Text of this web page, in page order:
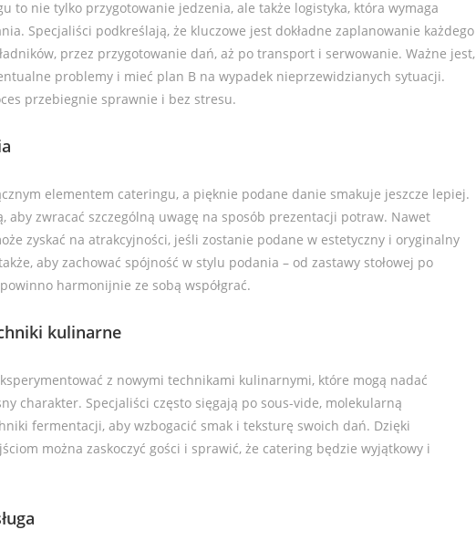
to nie tylko przygotowanie jedzenia, ale także logistyka, która wymaga
Specjaliści podkreślają, że kluczowe jest dokładne zaplanowanie każdego
przez przygotowanie dań, aż po transport i serwowanie. Ważne jest,
problemy i mieć plan B na wypadek nieprzewidzianych sytuacji.
przebiegnie sprawnie i bez stresu.
elementem cateringu, a pięknie podane danie smakuje jeszcze lepiej.
aby zwracać szczególną uwagę na sposób prezentacji potraw. Nawet
zyskać na atrakcyjności, jeśli zostanie podane w estetyczny i oryginalny
aby zachować spójność w stylu podania – od zastawy stołowej po
harmonijnie ze sobą współgrać.
kulinarne
z nowymi technikami kulinarnymi, które mogą nadać
charakter. Specjaliści często sięgają po sous-vide, molekularną
fermentacji, aby wzbogacić smak i teksturę swoich dań. Dzięki
można zaskoczyć gości i sprawić, że catering będzie wyjątkowy i